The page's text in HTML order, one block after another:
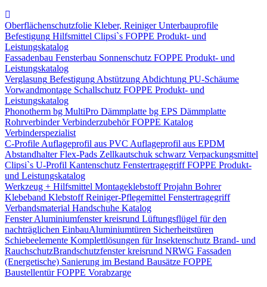
Oberflächenschutzfolie Kleber, Reiniger Unterbauprofile
Befestigung Hilfsmittel Clipsi`s FOPPE Produkt- und
Leistungskatalog
Fassadenbau Fensterbau Sonnenschutz FOPPE Produkt- und
Leistungskatalog
Verglasung Befestigung Abstützung Abdichtung PU-Schäume
Vorwandmontage Schallschutz FOPPE Produkt- und
Leistungskatalog
Phonotherm bg MultiPro Dämmplatte bg EPS Dämmplatte
Rohrverbinder Verbinderzubehör FOPPE Katalog
Verbinderspezialist
C-Profile Auflageprofil aus PVC Auflageprofil aus EPDM
Abstandhalter Flex-Pads Zellkautschuk schwarz Verpackungsmittel
Clipsi`s U-Profil Kantenschutz Fenstertragegriff FOPPE Produkt-
und Leistungskatalog
Werkzeug + Hilfsmittel Montageklebstoff Projahn Bohrer
Klebeband Klebstoff Reiniger-Pflegemittel Fenstertragegriff
Verbandsmaterial Handschuhe Katalog
Fenster Aluminiumfenster kreisrund Lüftungsflügel für den
nachträglichen Einbau​Aluminiumtüren Sicherheitstüren
Schiebeelemente Komplettlösungen für Insektenschutz Brand- und
Rauchschutz​Brandschutzfenster kreisrund NRWG Fassaden
(Energetische) Sanierung im Bestand Bausätze FOPPE
Baustellentür FOPPE Vorabzarge